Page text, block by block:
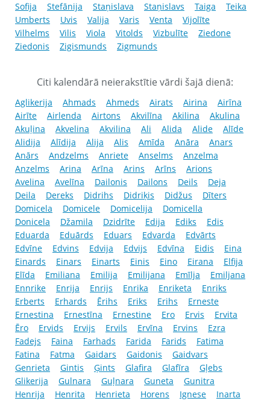
Sofija
Stefānija Staņislava Staņislavs Taiga
Teika
Umberts
Uvis Valija Varis Venta
Vijolīte
Vilhelms
Vilis Viola Vitolds Vizbulīte
Ziedone
Ziedonis
Zigismunds Zigmunds
Citi kalendārā neierakstītie vārdi šajā dienā:
Aglikerija Ahmads Ahmeds Airats Airina
Airīna
Airīte
Airlenda Airtons Akvilīna Akilina
Akulina
Akuļina
Akvelina Akvilina Ali Alida Alide
Alīde
Alidija
Alīdija Alija Alis Amīda Anāra
Anars
Anārs
Andzelms Anriete Anselms
Anzelma
Anzelms
Arina Arīna Arins Arīns
Arions
Avelina
Avelīna Dailonis Dailons Deils
Deja
Deila
Dereks Didrihs Didriķis Didžus
Dīters
Domicela
Domicele Domicelija
Domicella
Donicela
Džamila Dzidrīte Edija Ediks
Edis
Eduarda
Eduārds Eduars Edvarda
Edvārts
Edvīne
Edvins Edvija Edvijs Edvīna Eidis
Eina
Einards
Einars Einarts Einis Eino Eirana
Elfija
Elīda
Emiliana Emilija Emilijana Emīlja
Emiljana
Ennrike
Enrija Enrijs Enrika Enriketa
Enriks
Erberts
Erhards Ērihs Eriks Erihs
Erneste
Ernestina
Ernestīna Ernestine Ero Ervis
Ervita
Ēro
Ervids Ervijs Ervils Ervīna Ervins
Ezra
Fadejs
Faina Farhads Farida Farids
Fatima
Fatina
Fatma Gaidars Gaidonis
Gaidvars
Genrieta
Gintis Ģints Glafira Glafīra
Gļebs
Glikerija
Gulnara Guļnara Guneta
Gunitra
Henrija
Henrita Henrieta Horens Ignese
Inarta